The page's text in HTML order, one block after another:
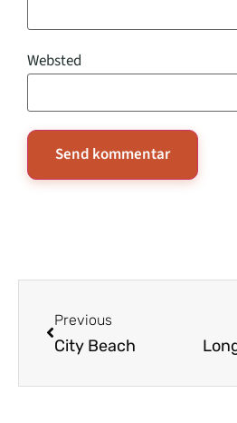
Websted
Previous
City Beach